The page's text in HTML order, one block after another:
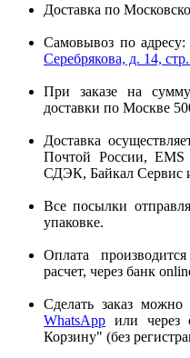
Доставка по
Самовывоз по адресу:
Серебрякова, д. 14,
При заказе на
доставки по Москве
Доставка
Почтой России,
СДЭК, Байкал Сервис
Все посылки
упаковке.
Оплата
расчет, через банк
Сделать заказ
WhatsApp или
Корзину" (без